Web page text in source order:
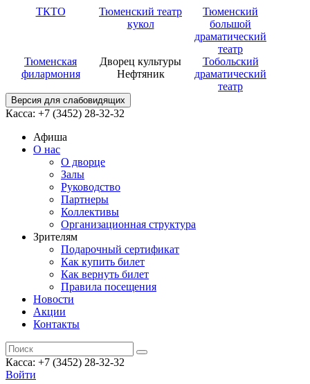
ТКТО
Тюменский театр
кукол
Тюменский
большой
драматический
театр
Тюменская
филармония
Дворец культуры
Нефтяник
Тобольский
драматический
театр
Версия для слабовидящих
Касса: +7 (3452) 28-32-32
Афиша
О нас
О дворце
Залы
Руководство
Партнеры
Коллективы
Организационная структура
Зрителям
Подарочный сертификат
Как купить билет
Как вернуть билет
Правила посещения
Новости
Акции
Контакты
Касса: +7 (3452) 28-32-32
Войти